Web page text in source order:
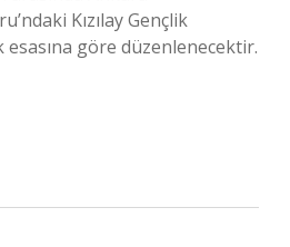
Kızılay Gençlik
esasına göre düzenlenecektir.